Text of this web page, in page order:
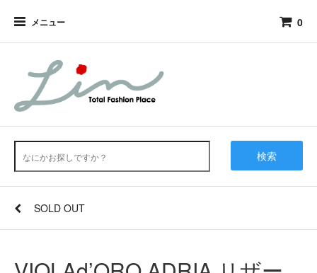
メニュー 0
検索
SOLD OUT